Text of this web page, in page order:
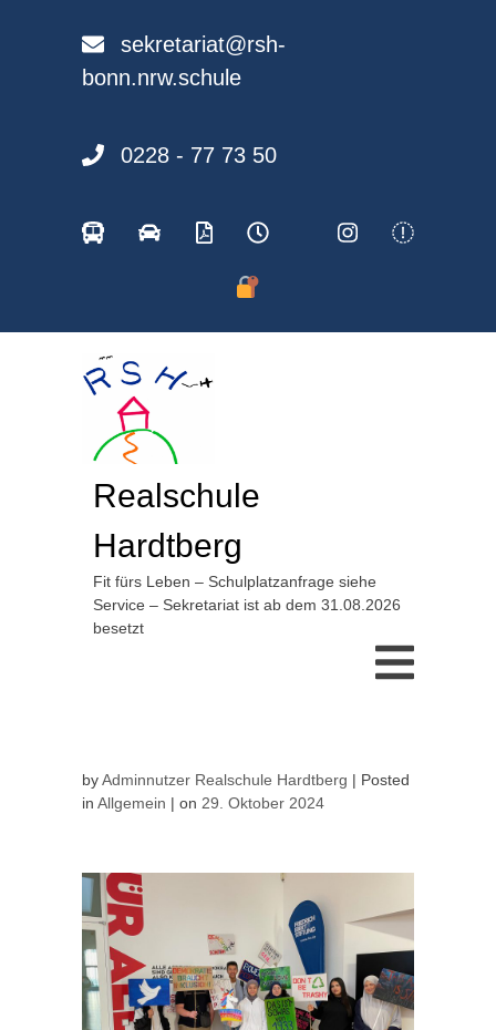
sekretariat@rsh-
bonn.nrw.schule
0228 - 77 73 50
Realschule
Hardtberg
Fit fürs Leben – Schulplatzanfrage siehe
Service – Sekretariat ist ab dem 31.08.2026
besetzt
byAdminnutzer Realschule Hardtberg
Posted
in Allgemein on 29. Oktober 2024